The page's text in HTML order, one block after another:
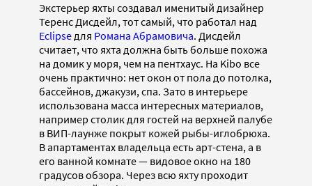
Экстерьер яхты создавал именитый дизайнер
Теренс Дисдейл, тот самый, что работал над
Eclipseдля Романа Абрамовича. Дисдейл
считает, что яхта должна быть больше похожа
на домик у моря, чем на пентхаус. На Kibo все
очень практично: нет окон от пола до потолка,
бассейнов, джакузи, спа. Зато в интерьере
использована масса интересных материалов,
например столик для гостей на верхней палубе
в ВИП-лаунже покрыт кожей рыбы-иглобрюха.
В апартаментах владельца есть арт-стена, а в
его ванной комнате — видовое окно на 180
градусов обзора. Через всю яхту проходит